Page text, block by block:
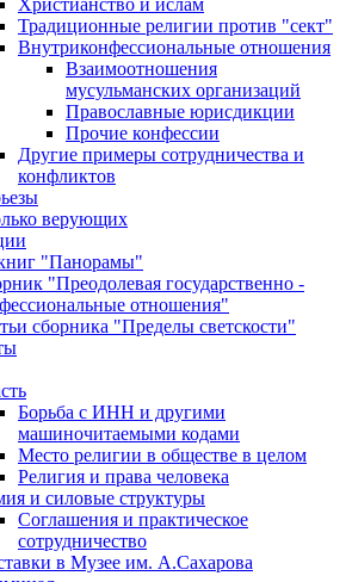
Христианство и ислам
Традиционные религии против "сект"
Внутриконфессиональные отношения
Взаимоотношения
мусульманских организаций
Православные юрисдикции
Прочие конфессии
Другие примеры сотрудничества и
конфликтов
верующих
"Панорамы"
"Преодолевая государственно -
отношения"
сборника "Пределы светскости"
Борьба с ИНН и другими
машиночитаемыми кодами
Место религии в обществе в целом
Религия и права человека
и силовые структуры
Соглашения и практическое
сотрудничество
в Музее им. А.Сахарова